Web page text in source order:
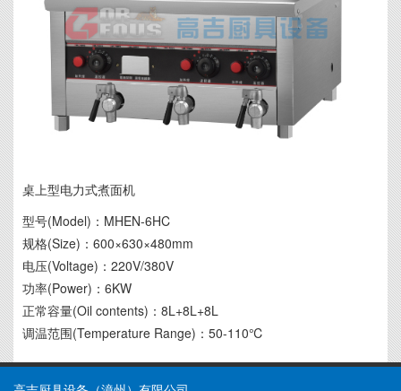
桌上型电力式煮面机
型号(Model)：MHEN-6HC
规格(Size)：600×630×480mm
电压(Voltage)：220V/380V
功率(Power)：6KW
正常容量(Oil contents)：8L+8L+8L
调温范围(Temperature Range)：50-110℃